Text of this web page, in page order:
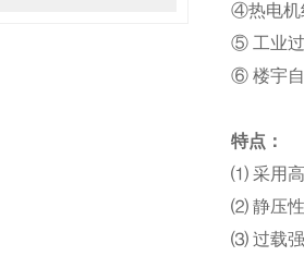
④热电机
⑤ 工业
⑥ 楼宇自
特点：
⑴ 采用
⑵ 静压
⑶ 过载强